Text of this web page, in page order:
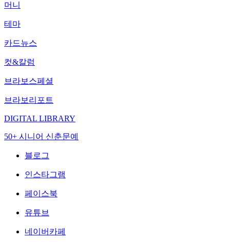
머니
테마
카드뉴스
컷&칼럼
브라보스페셜
브라보리포트
DIGITAL LIBRARY
50+ 시니어 신춘문예
블로그
인스타그램
페이스북
유튜브
네이버카페